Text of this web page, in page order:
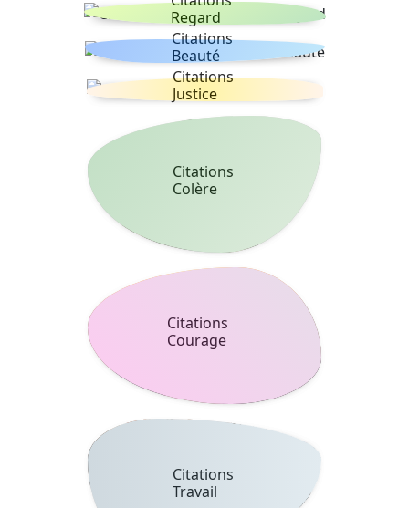
Regard
Citations
Beauté
Citations
Justice
Citations
Colère
Citations
Courage
Citations
Travail